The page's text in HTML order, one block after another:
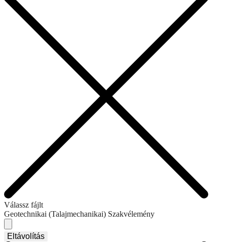
Válassz fájlt
Geotechnikai (Talajmechanikai) Szakvélemény
Eltávolítás